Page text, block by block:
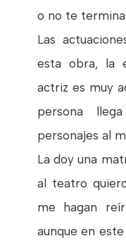
o no te termina
Las
esta obra, la
actriz es muy
persona
personajes al
La doy una
al teatro
me hagan
aunque en